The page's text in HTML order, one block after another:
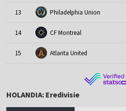
13 Philadelphia Union
14 CF Montreal
15 Atlanta United
HOLANDIA: Eredivisie